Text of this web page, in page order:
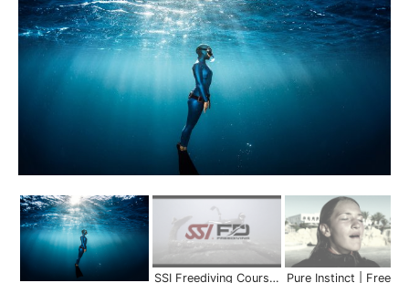
SSI Freediving Courses | Scuba Schools International